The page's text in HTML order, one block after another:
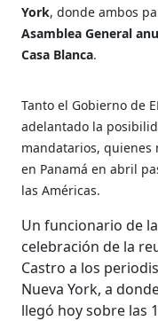
York, donde ambos
Asamblea General
Casa Blanca.
Tanto el Gobierno de
adelantado la
mandatarios,
en Panamá en abril
las Américas.
Un funcionario de
celebración de la
Castro a los
Nueva York, a
llegó hoy sobre las